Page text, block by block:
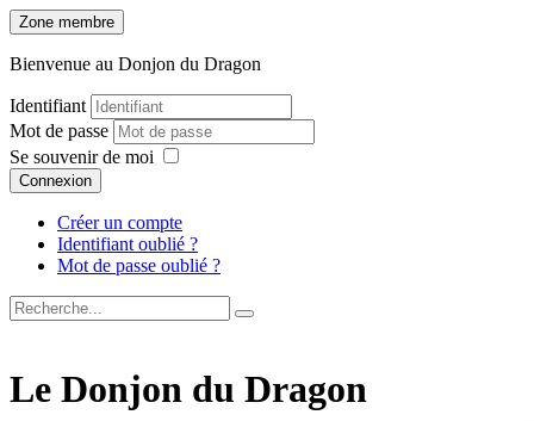
Zone membre
Bienvenue au Donjon du Dragon
Identifiant
Mot de passe
Se souvenir de moi
Connexion
Créer un compte
Identifiant oublié ?
Mot de passe oublié ?
Le Donjon du Dragon